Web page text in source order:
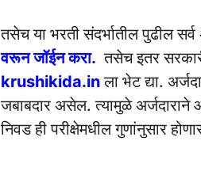
तसेच या भरती संदर्भातील पुढील
वरून जॉईन करा. तसेच इतर
krushikida.inला भेट द्या.
जबाबदार असेल. त्यामुळे
निवड ही परीक्षेमधील गुणांनुसार